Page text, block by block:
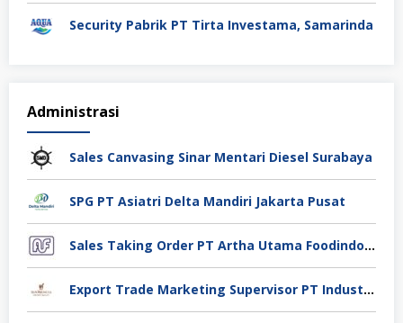
Security Pabrik PT Tirta Investama, Samarinda
Administrasi
Sales Canvasing Sinar Mentari Diesel Surabaya
SPG PT Asiatri Delta Mandiri Jakarta Pusat
Sales Taking Order PT Artha Utama Foodindo Tangerang
Export Trade Marketing Supervisor PT Industri Jamu Dan Farmasi Sido Muncul Tbk, Jakarta